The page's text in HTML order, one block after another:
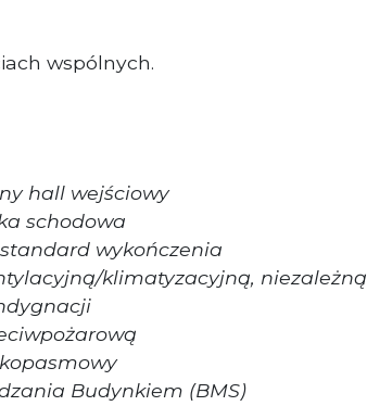
wspólnych.
hall wejściowy
schodowa
wykończenia
klimatyzacyjną, niezależną
Budynkiem (BMS)